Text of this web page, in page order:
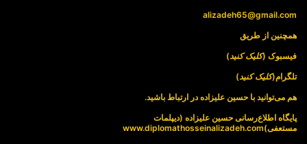
alizadeh65@gmail.com
همچنین از طریق
فیسبوک (کلیک کنید)
تلگرام(کلیک کنید)
هم می‌توانید با حسین علیزاده در ارتباط باشید.
پایگاه اطلاع‌رسانی حسین علیزاده (دیپلمات
مستعفی)www.diplomathosseinalizadeh.com